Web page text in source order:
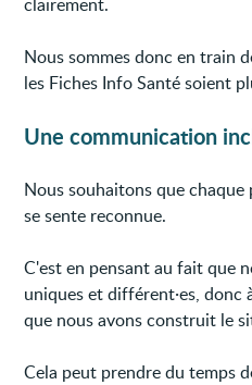
Nous sommes donc en train
les Fiches Info Santé soient
Une communication
Nous souhaitons que
se sente reconnue.
C'est en pensant au fait que
uniques et différent·es, donc
que nous avons construit le
Cela peut prendre du temps